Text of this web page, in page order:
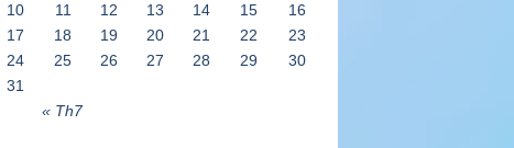
« Th7
10
11 12 13 14 15
16
17
18 19 20 21 22
23
24
25 26 27 28 29
30
31